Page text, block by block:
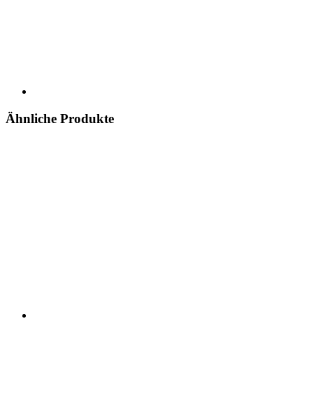
Ähnliche Produkte